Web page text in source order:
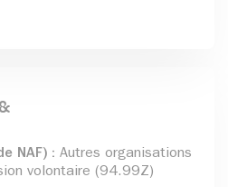
NAF) : Autres organisations
volontaire (94.99Z)